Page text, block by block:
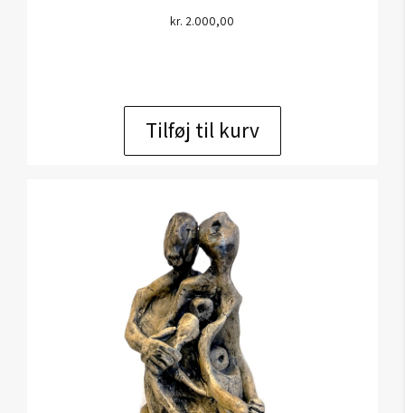
kr. 2.000,00
Tilføj til kurv